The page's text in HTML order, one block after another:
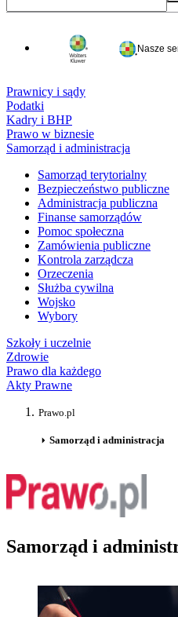
Nasze
Prawnicy i sądy
Podatki
Kadry i BHP
Prawo w biznesie
Samorząd i administracja
Samorząd terytorialny
Bezpieczeństwo publiczne
Administracja publiczna
Finanse samorządów
Pomoc społeczna
Zamówienia publiczne
Kontrola zarządcza
Orzeczenia
Służba cywilna
Wojsko
Wybory
Szkoły i uczelnie
Zdrowie
Prawo dla każdego
Akty Prawne
Prawo.pl
Samorząd i administracja
Samorząd i